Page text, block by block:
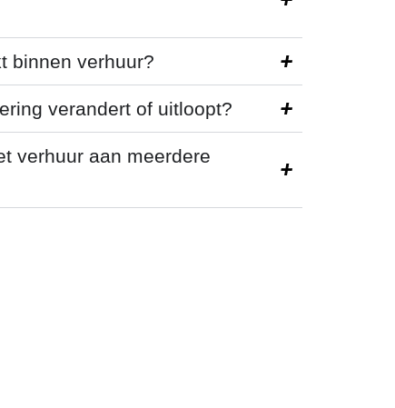
binnen verhuur?
verandert of uitloopt?
verhuur aan meerdere